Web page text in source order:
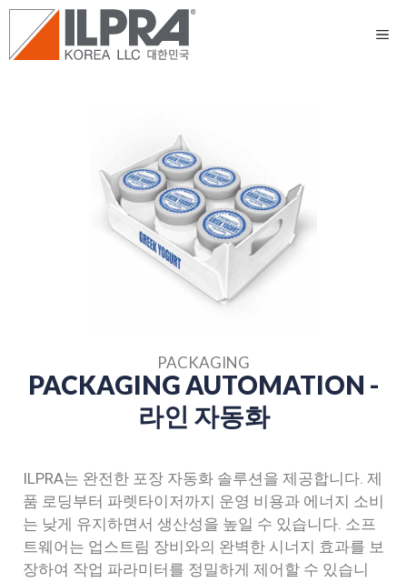
PACKAGING
PACKAGING AUTOMATION -
라인 자동화
ILPRA는 완전한 포장 자동화 솔루션을 제공합니다. 제
품 로딩부터 파렛타이저까지 운영 비용과 에너지 소비
는 낮게 유지하면서 생산성을 높일 수 있습니다. 소프
트웨어는 업스트림 장비와의 완벽한 시너지 효과를 보
장하여 작업 파라미터를 정밀하게 제어할 수 있습니